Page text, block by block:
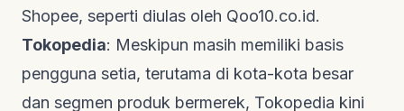
Shopee, seperti diulas oleh Qoo10.co.id.
Tokopedia: Meskipun masih memiliki basis
pengguna setia, terutama di kota-kota besar
dan segmen produk bermerek, Tokopedia kini